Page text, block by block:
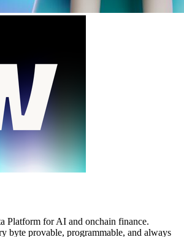
Platform for AI and onchain finance.
byte provable, programmable, and always